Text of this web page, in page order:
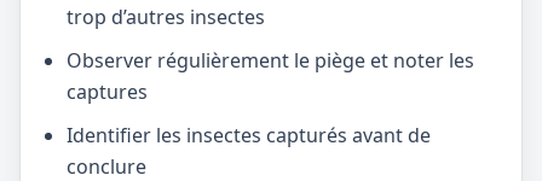
trop d’autres insectes
Observer régulièrement le piège et noter les
captures
Identifier les insectes capturés avant de
conclure